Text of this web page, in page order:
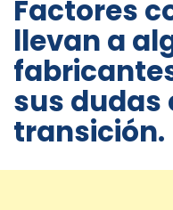
Factores
llevan a
sus dudas
transición.